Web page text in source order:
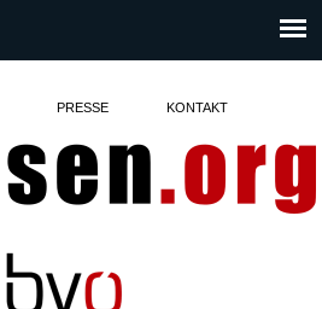
PRESSE KONTAKT